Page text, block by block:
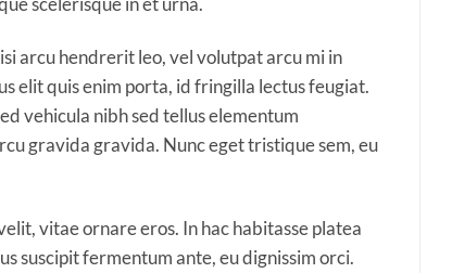
arcu hendrerit leo, vel volutpat arcu mi in
elit quis enim porta, id fringilla lectus feugiat.
vehicula nibh sed tellus elementum
gravida gravida. Nunc eget tristique sem, eu
vitae ornare eros. In hac habitasse platea
suscipit fermentum ante, eu dignissim orci.